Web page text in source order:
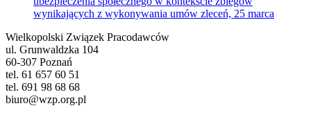
wynikających z wykonywania umów zleceń, 25 marca
Wielkopolski Związek Pracodawców
ul. Grunwaldzka 104
60-307 Poznań
tel. 61 657 60 51
tel. 691 98 68 68
biuro@wzp.org.pl